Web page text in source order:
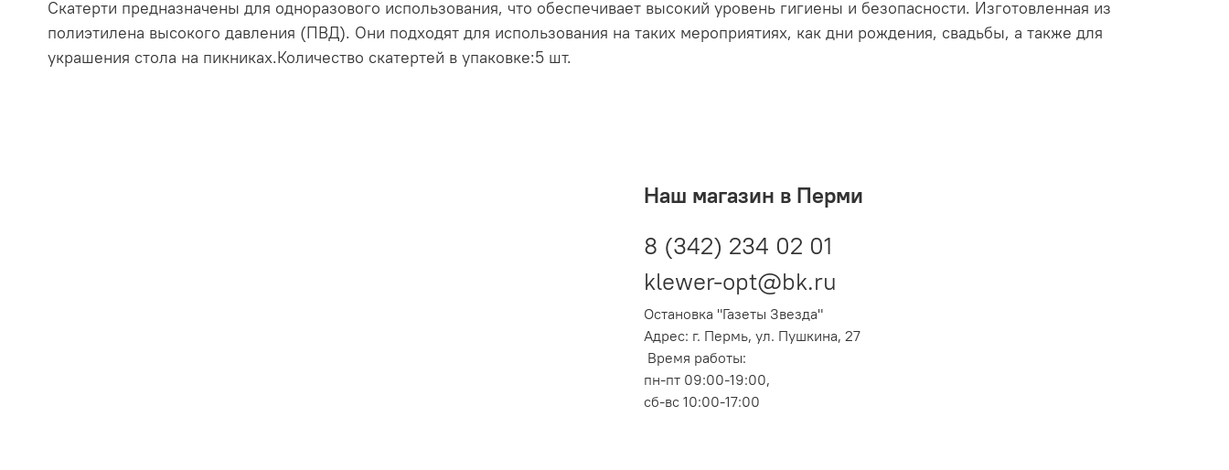
Скатерти предназначены для одноразового использования, что обеспечивает высокий уровень гигиены и безопасности. Изготовленная из
полиэтилена высокого давления (ПВД). Они подходят для использования на таких мероприятиях, как дни рождения, свадьбы, а также для
украшения стола на пикниках.Количество скатертей в упаковке:5 шт.
Наш магазин в Перми
8 (342) 234 02 01
klewer-opt@bk.ru
Остановка "Газеты Звезда"
Адрес: г. Пермь, ул. Пушкина, 27
Время работы:
пн-пт 09:00-19:00,
сб-вс 10:00-17:00